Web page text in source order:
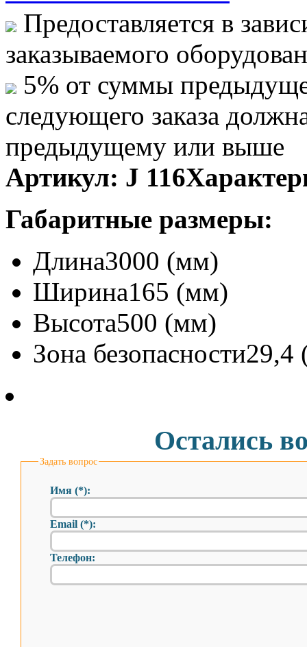
Предоставляется в
заказываемого
5% от суммы
следующего заказа
предыдущему или выше
Артикул: J 116
Габаритные размеры:
Длина3000 (мм)
Ширина165 (мм)
Высота500 (мм)
Зона безопасности29,4
Остались
Задать вопрос
Имя (*):
Email (*):
Телефон: